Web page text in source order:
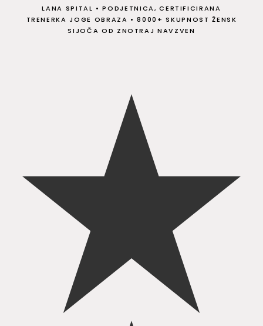
LANA SPITAL • PODJETNICA, CERTIFICIRANA
TRENERKA JOGE OBRAZA • 8000+ SKUPNOST ŽENSK
SIJOČA OD ZNOTRAJ NAVZVEN